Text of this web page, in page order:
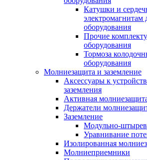
Катушки и
электромагнитам
оборудования
Прочие
оборудования
Тормоза
оборудования
Молниезащита и заземление
Аксессуары к
заземления
Активная
Держатели
Заземление
Модульно-
Уравнивание
Изолированная
Молниеприемники